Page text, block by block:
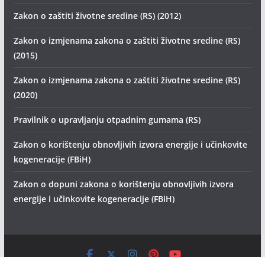
Zakon o zaštiti životne sredine (RS) (2012)
Zakon o izmjenama zakona o zaštiti životne sredine (RS)
(2015)
Zakon o izmjenama zakona o zaštiti životne sredine (RS)
(2020)
Pravilnik o upravljanju otpadnim gumama (RS)
Zakon o korištenju obnovljivih izvora energije i učinkovite
kogeneracije (FBiH)
Zakon o dopuni zakona o korištenju obnovljivih izvora
energije i učinkovite kogeneracije (FBiH)